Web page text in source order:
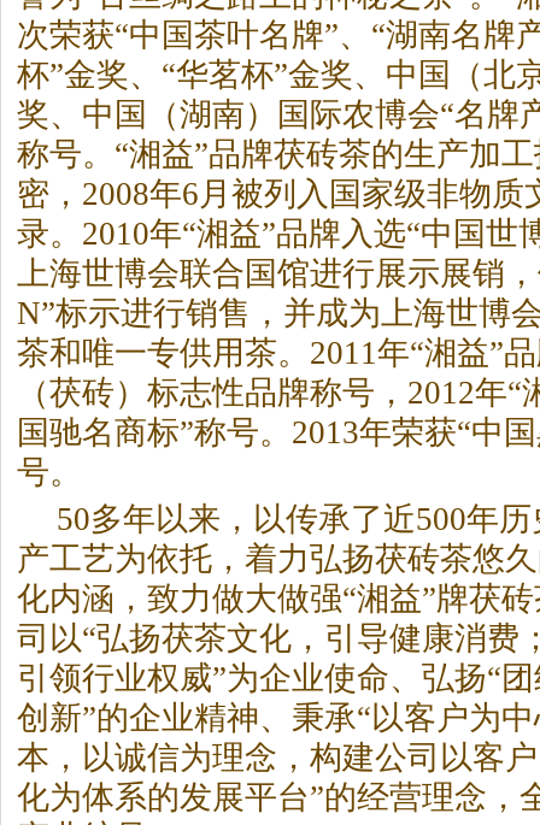
次荣获“中国茶叶名牌”、“湖南名牌
杯”金奖、“华茗杯”金奖、中国（北
奖、中国（湖南）国际农博会“名牌
称号。“湘益”品牌茯砖茶的生产加
密，2008年6月被列入国家级非物质
录。2010年“湘益”品牌入选“中国世
上海世博会联合国馆进行展示展销
N”标示进行销售，并成为上海世博
茶和唯一专供用茶。2011年“湘益”
（茯砖）标志性品牌称号，2012年“
国驰名商标”称号。2013年荣获“中国
号。
50多年以来，以传承了近500年
产工艺为依托，着力弘扬茯砖茶悠
化内涵，致力做大做强“湘益”牌茯
司以“弘扬茯茶文化，引导健康消费
引领行业权威”为企业使命、弘扬“
创新”的企业精神、秉承“以客户为
本，以诚信为理念，构建公司以客
化为体系的发展平台”的经营理念，